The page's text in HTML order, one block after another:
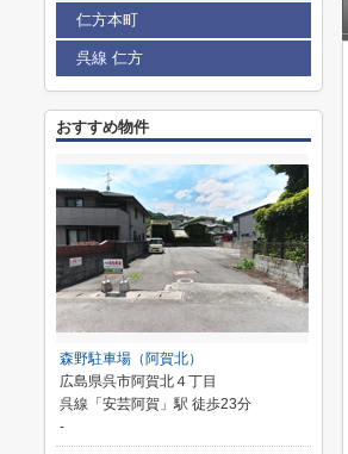
仁方本町
呉線 仁方
おすすめ物件
森野駐車場（阿賀北）
広島県呉市阿賀北４丁目
呉線「安芸阿賀」駅 徒歩23分
-